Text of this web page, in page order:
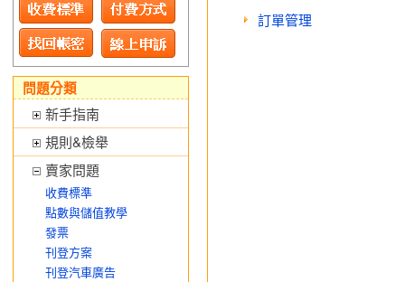
訂單管理
問題分類
新手指南
規則&檢舉
賣家問題
收費標準
點數與儲值教學
發票
刊登方案
刊登汽車廣告